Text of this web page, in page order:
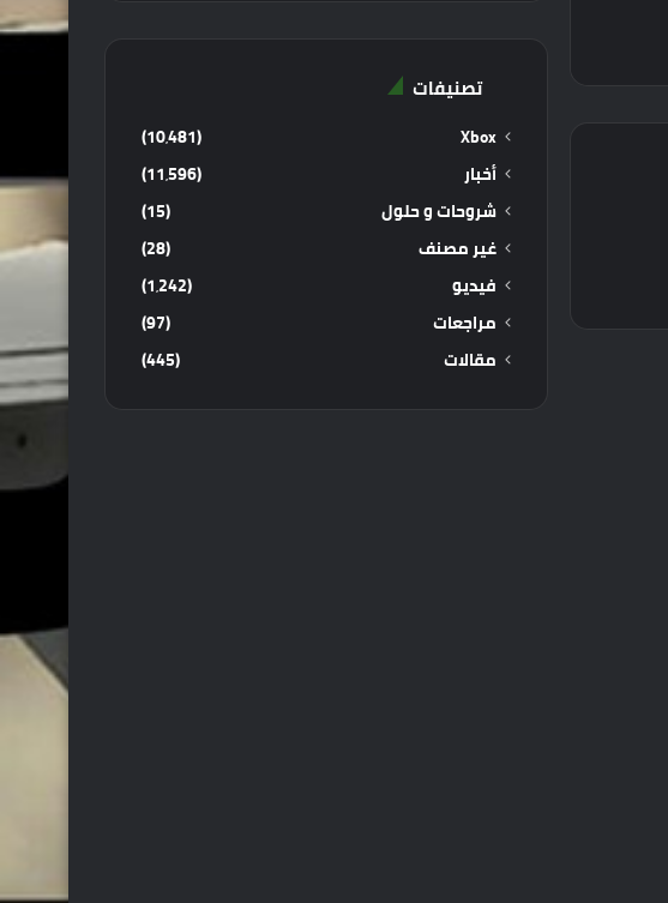
تصنيفات
Xbox
(10٬481)
أخبار
(11٬596)
شروحات و حلول
(15)
غير مصنف
(28)
فيديو
(1٬242)
مراجعات
(97)
مقالات
(445)